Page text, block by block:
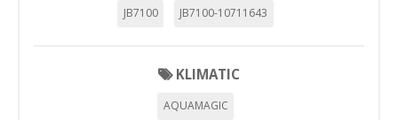
JB7100 JB7100-10711643
KLIMATIC
AQUAMAGIC